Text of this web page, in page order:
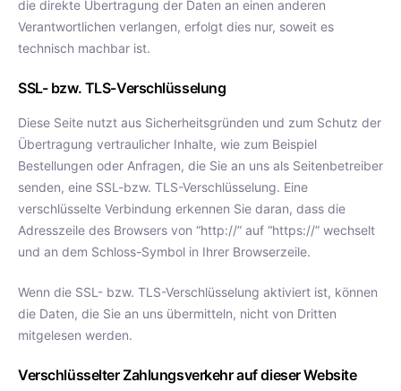
die direkte Übertragung der Daten an einen anderen
Verantwortlichen verlangen, erfolgt dies nur, soweit es
technisch machbar ist.
SSL- bzw. TLS-Verschlüsselung
Diese Seite nutzt aus Sicherheitsgründen und zum Schutz der
Übertragung vertraulicher Inhalte, wie zum Beispiel
Bestellungen oder Anfragen, die Sie an uns als Seitenbetreiber
senden, eine SSL-bzw. TLS-Verschlüsselung. Eine
verschlüsselte Verbindung erkennen Sie daran, dass die
Adresszeile des Browsers von “http://” auf “https://” wechselt
und an dem Schloss-Symbol in Ihrer Browserzeile.
Wenn die SSL- bzw. TLS-Verschlüsselung aktiviert ist, können
die Daten, die Sie an uns übermitteln, nicht von Dritten
mitgelesen werden.
Verschlüsselter Zahlungsverkehr auf dieser Website